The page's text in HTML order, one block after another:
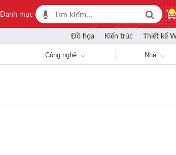
Danh mục
Đồ họa Kiến trúc Thiết kế
Công nghệ Nhà